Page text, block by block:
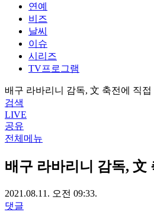
연예
비즈
날씨
이슈
시리즈
TV프로그램
배구 라바리니 감독, 文 축전에 직
검색
LIVE
공유
전체메뉴
배구 라바리니 감독,
2021.08.11. 오전 09:33.
댓글